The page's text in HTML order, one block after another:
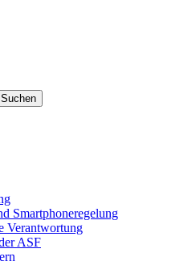
Smartphoneregelung
Verantwortung
ASF